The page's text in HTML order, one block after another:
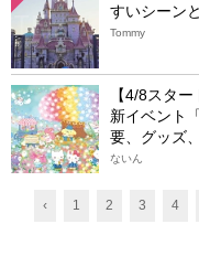
すいシーン
Tommy
【4/8スタ
新イベント
要、グッズ
ないん
‹ 1 2 3 4